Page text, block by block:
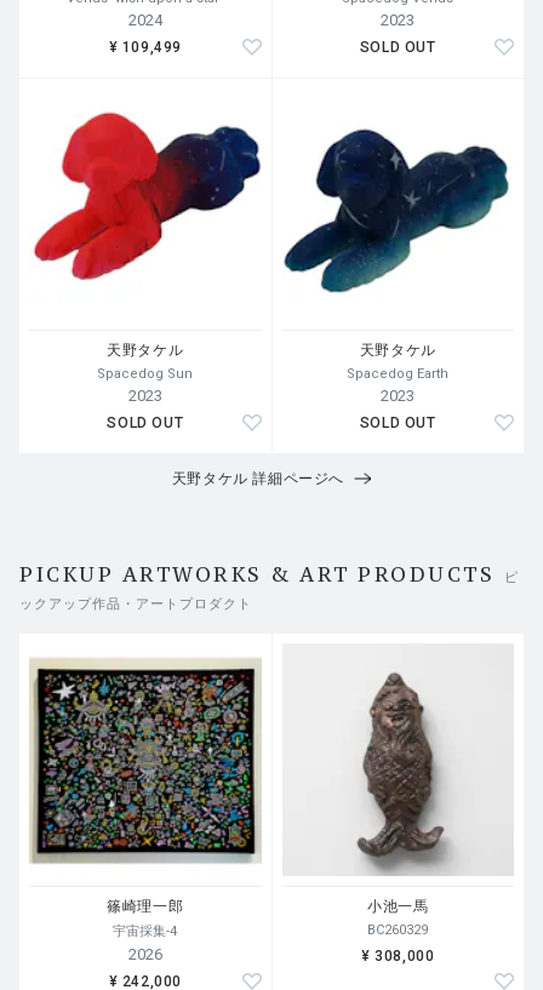
2024
¥ 109,499
2023
SOLD OUT
天野タケル
Spacedog Sun
2023
SOLD OUT
天野タケル
Spacedog Earth
2023
SOLD OUT
天野タケル 詳細ページへ
PICKUP ARTWORKS & ART PRODUCTS
ピ
ックアップ作品・アートプロダクト
篠崎理一郎
宇宙採集-4
2026
¥ 242,000
小池一馬
BC260329
¥ 308,000